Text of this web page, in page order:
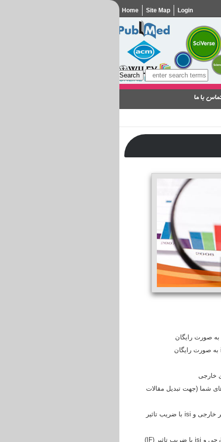
Home Site Map Login
با ما
شما (جهت تبدیل مقالات
6. خلاصه سازی و استخراج مقاله isi و isc از پایان نامه شما به همراه سابمیت و اخذ پذیرش از یک ژورنال معتبر خارجی و isi با ضریب تاثیر
7. ویرایش تخصصی مقاله شما به صورت رایگان در صورت لزوم ، سابمیت و اخذ پذیرش از یک ژورنال معتبر خارجی و isi با ضریب تاثیر (IF)